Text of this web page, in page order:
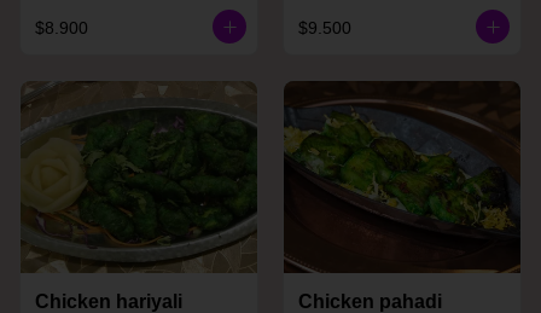
$8.900 $9.500
Chicken hariyali
Chicken pahadi